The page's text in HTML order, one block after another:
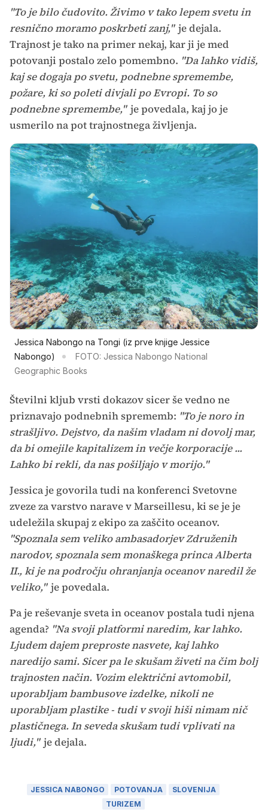
"To je bilo čudovito. Živimo v tako lepem svetu in
resnično moramo poskrbeti zanj," je dejala.
Trajnost je tako na primer nekaj, kar ji je med
potovanji postalo zelo pomembno. "Da lahko vidiš,
kaj se dogaja po svetu, podnebne spremembe,
požare, ki so poleti divjali po Evropi. To so
podnebne spremembe," je povedala, kaj jo je
usmerilo na pot trajnostnega življenja.
Jessica Nabongo na Tongi (iz prve knjige Jessice
Nabongo)
FOTO: Jessica Nabongo National
Geographic Books
Številni kljub vrsti dokazov sicer še vedno ne
priznavajo podnebnih sprememb: "To je noro in
strašljivo. Dejstvo, da našim vladam ni dovolj mar,
da bi omejile kapitalizem in večje korporacije ...
Lahko bi rekli, da nas pošiljajo v morijo."
Jessica je govorila tudi na konferenci Svetovne
zveze za varstvo narave v Marseillesu, ki se je je
udeležila skupaj z ekipo za zaščito oceanov.
"Spoznala sem veliko ambasadorjev Združenih
narodov, spoznala sem monaškega princa Alberta
II., ki je na področju ohranjanja oceanov naredil že
veliko," je povedala.
Pa je reševanje sveta in oceanov postala tudi njena
agenda? "Na svoji platformi naredim, kar lahko.
Ljudem dajem preproste nasvete, kaj lahko
naredijo sami. Sicer pa le skušam živeti na čim bolj
trajnosten način. Vozim električni avtomobil,
uporabljam bambusove izdelke, nikoli ne
uporabljam plastike - tudi v svoji hiši nimam nič
plastičnega. In seveda skušam tudi vplivati na
ljudi," je dejala.
JESSICA NABONGO POTOVANJA
SLOVENIJA
TURIZEM